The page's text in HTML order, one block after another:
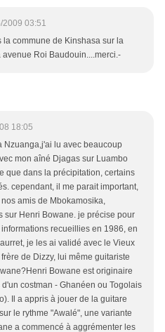
2009 03:51
la commune de Kinshasa sur la
avenue Roi Baudouin....merci.-
18:05
Nzuanga,j'ai lu avec beaucoup
mon aîné Djagas sur Luambo
que dans la précipitation, certains
cependant, il me parait important,
amis de Mbokamosika,
sur Henri Bowane. je précise pour
recueillies en 1986, en
je les ai validé avec le Vieux
de Dizzy, lui même guitariste
Bowane est originaire
costman - Ghanéen ou Togolais
Il a appris à jouer de la guitare
le rythme "Awalé", une variante
a commencé à aggrémenter les